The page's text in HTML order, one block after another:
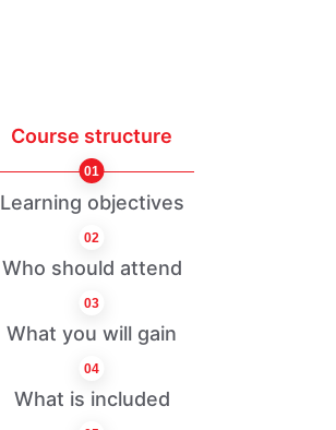
Course structure
01
Learning objectives
02
Who should attend
03
What you will gain
04
What is included